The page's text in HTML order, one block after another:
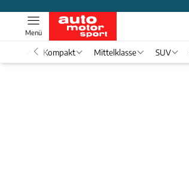
Menü
Kompakt Mittelklasse SUV